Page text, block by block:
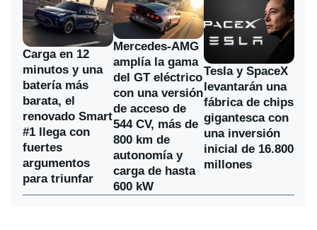
Carga en 12
minutos y una
batería más
barata, el
renovado Smart
#1 llega con
fuertes
argumentos
para triunfar
Mercedes-AMG
amplía la gama
del GT eléctrico
con una versión
de acceso de
544 CV, más de
800 km de
autonomía y
carga de hasta
600 kW
Tesla y SpaceX
levantarán una
fábrica de chips
gigantesca con
una inversión
inicial de 16.800
millones